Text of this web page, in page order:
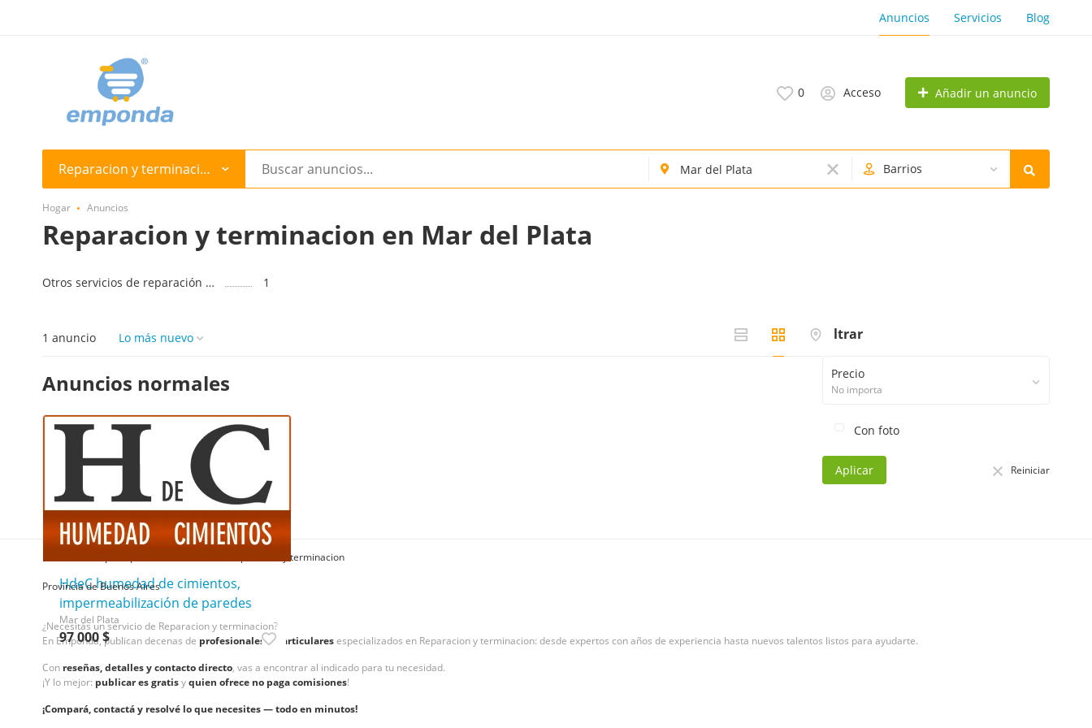
Anuncios Servicios Blog
0 Acceso Añadir un anuncio
Reparacion y terminacion Barrios
Hogar Anuncios
Reparacion y terminacion en Mar del Plata
Otros servicios de reparación y acabado 1
1 anuncio Lo más nuevo
Anuncios normales
HdeC humedad de cimientos,
impermeabilización de paredes
Mar del Plata
97 000 $
Filtrar
Precio
No importa
Con foto
Aplicar Reiniciar
Reparacion y terminacion
Provincia de Buenos Aires
¿Necesitás un servicio de Reparacion y terminacion?
En Emponda, publican decenas de profesionales y particularesespecializados en Reparacion y terminacion: desde expertos con años de experiencia hasta nuevos talentos listos para ayudarte.
Con reseñas, detalles y contacto directo, vas a encontrar al indicado para tu necesidad.
¡Y lo mejor: publicar es gratisyquien ofrece no paga comisiones!
¡Compará, contactá y resolvé lo que necesites — todo en minutos!